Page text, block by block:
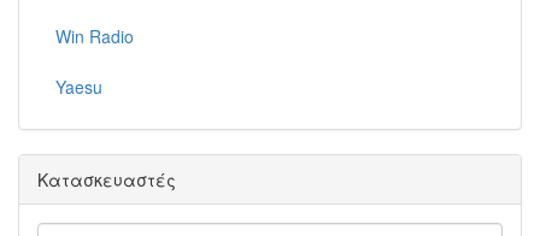
Win Radio
Yaesu
Κατασκευαστές